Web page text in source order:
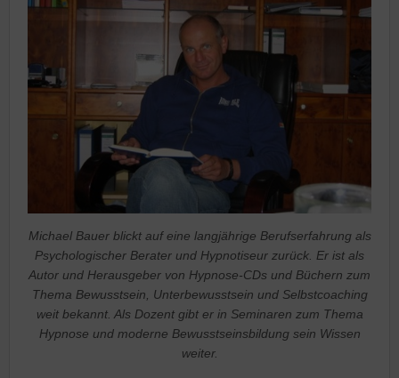
Michael Bauer blickt auf eine langjährige Berufserfahrung als
Psychologischer Berater und Hypnotiseur zurück. Er ist als
Autor und Herausgeber von Hypnose-CDs und Büchern zum
Thema Bewusstsein, Unterbewusstsein und Selbstcoaching
weit bekannt. Als Dozent gibt er in Seminaren zum Thema
Hypnose und moderne Bewusstseinsbildung sein Wissen
weiter.